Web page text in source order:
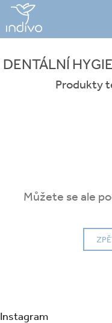
Přejít
obsah
DENTÁLNÍ
Produkty
Můžete se ale
Instagram